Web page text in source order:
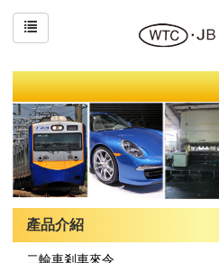
產品介紹
二輪車剎車來令